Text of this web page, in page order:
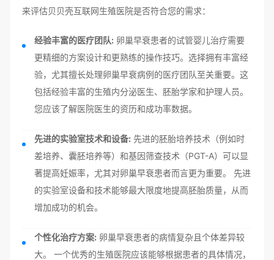
来评估贝贝壳互联网生殖医院是否符合您的需求：
经验丰富的医疗团队: 卵巢早衰患者的试管婴儿治疗需要
更精细的方案设计和更熟练的操作技巧。选择拥有丰富经
验，尤其擅长处理卵巢早衰病例的医疗团队至关重要。这
包括经验丰富的生殖内分泌医生、胚胎学家和护理人员。
您应该了解医院医生的资历和成功率数据。
先进的实验室技术和设备: 先进的胚胎培养技术（例如时
差培养、囊胚培养等）和基因筛查技术（PGT-A）可以显
著提高妊娠率，尤其对卵巢早衰患者而言更为重要。 先进
的实验室设备和技术能够最大限度地提高胚胎质量，从而
增加成功的机会。
个性化治疗方案: 卵巢早衰患者的病情复杂且个体差异较
大。 一个优秀的生殖医院应该能够根据患者的具体情况，